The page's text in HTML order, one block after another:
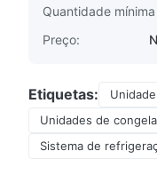
Quantidade
Preço:
Etiquetas:
Unidades de
Sistema de